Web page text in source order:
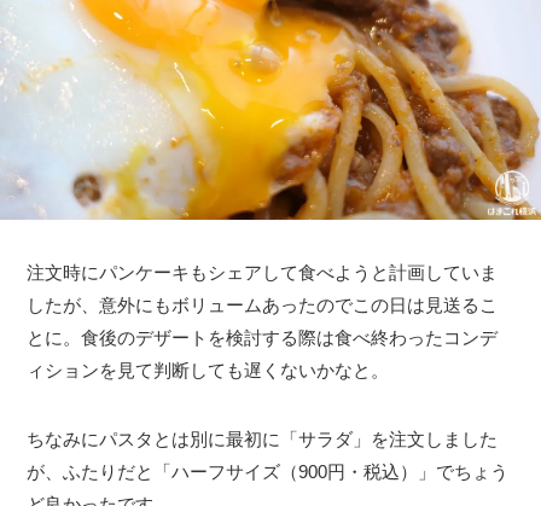
注文時にパンケーキもシェアして食べようと計画していま
したが、意外にもボリュームあったのでこの日は見送るこ
とに。食後のデザートを検討する際は食べ終わったコンデ
ィションを見て判断しても遅くないかなと。
ちなみにパスタとは別に最初に「サラダ」を注文しました
が、ふたりだと「ハーフサイズ（900円・税込）」でちょう